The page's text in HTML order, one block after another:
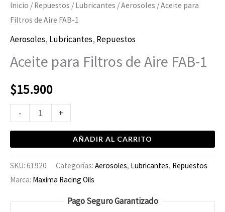
Inicio / Repuestos / Lubricantes /Aerosoles / Aceite para
Filtros de Aire FAB-1
Aerosoles, Lubricantes, Repuestos
Aceite para Filtros de Aire FAB-1
$15.900
- +
AÑADIR AL CARRITO
SKU: 61920 Categorías: Aerosoles, Lubricantes, Repuestos
Marca: Maxima Racing Oils
Pago Seguro Garantizado